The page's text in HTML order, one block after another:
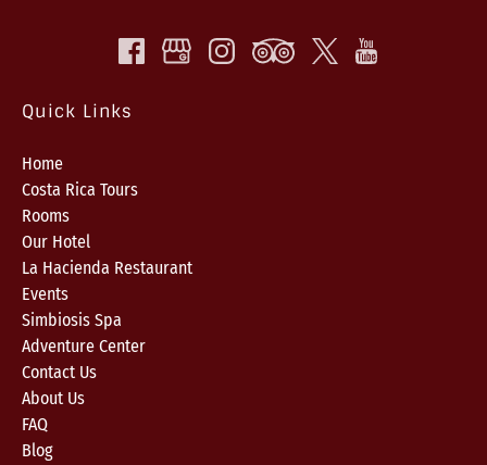
Quick Links
Home
Costa Rica Tours
Rooms
Our Hotel
La Hacienda Restaurant
Events
Simbiosis Spa
Adventure Center
Contact Us
About Us
FAQ
Blog